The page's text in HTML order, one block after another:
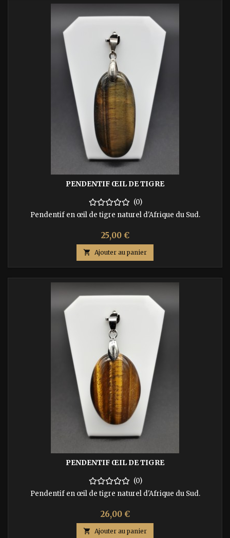
PENDENTIF ŒIL DE TIGRE
(0)
Pendentif en œil de tigre naturel d'Afrique du Sud.
Prix
25,00 €
 Ajouter au panier
PENDENTIF ŒIL DE TIGRE
(0)
Pendentif en œil de tigre naturel d'Afrique du Sud.
Prix
26,00 €
 Ajouter au panier